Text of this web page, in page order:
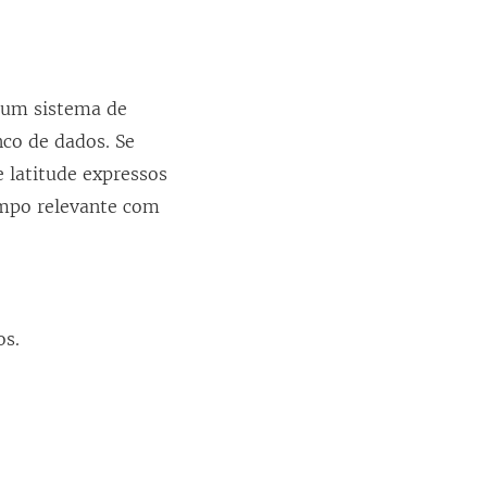
sistema de
de dados. Se
latitude expressos
relevante com